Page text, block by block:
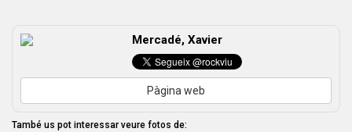
Mercadé, Xavier
Pàgina web
També us pot interessar veure fotos de: